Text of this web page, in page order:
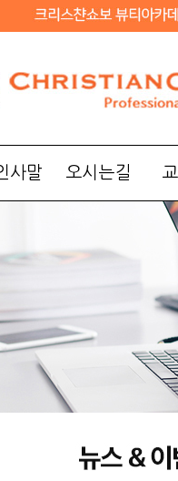
사말 오시는길